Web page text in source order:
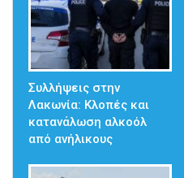
Συλλήψεις στην
Λακωνία: Κλοπές και
κατανάλωση αλκοόλ
από ανήλικους